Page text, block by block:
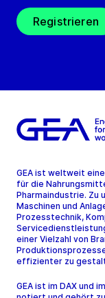
Registrieren
GEA ist weltweit
für die
Pharmaindustrie. Zu
Maschinen und
Prozesstechnik,
einer Vielzahl von
effizienter zu
GEA ist im DAX und